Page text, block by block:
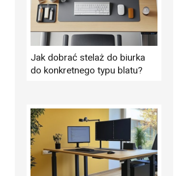
Jak dobrać stelaż do biurka
do konkretnego typu blatu?